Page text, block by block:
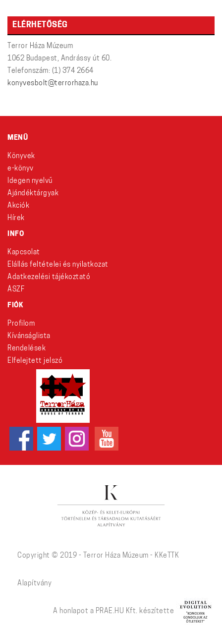
ELÉRHETŐSÉG
Terror Háza Múzeum
1062 Budapest, Andrássy út 60.
Telefonszám: (1) 374 2664
konyvesbolt@terrorhaza.hu
MENÜ
Könyvek
e-könyv
Idegen nyelvű
Ajándéktárgyak
Akciók
Hírek
INFO
Kapcsolat
Elállás feltételei és nyilatkozat
Adatkezelési tájékoztató
ÁSZF
FIÓK
Profilom
Kívánságlista
Rendelések
Elfelejtett jelszó
Copyright © 2019 - Terror Háza Múzeum - KKeTTK
Alapítvány
A honlapot a PRAE.HU Kft. készítette